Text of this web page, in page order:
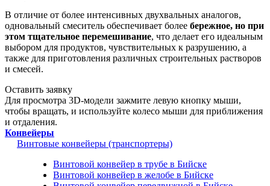
В отличие от более интенсивных двухвальных аналогов,
одновальный смеситель обеспечивает более бережное, но при
этом тщательное перемешивание, что делает его идеальным
выбором для продуктов, чувствительных к разрушению, а
также для приготовления различных строительных растворов
и смесей.
Оставить заявку
Для просмотра 3D-модели зажмите левую кнопку мыши,
чтобы вращать, и используйте колесо мыши для приближения
и отдаления.
Конвейеры
Винтовые конвейеры (транспортеры)
Винтовой конвейер в трубе в Бийске
Винтовой конвейер в желобе в Бийске